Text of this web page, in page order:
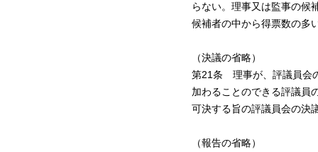
らない。理事又は監事の候
候補者の中から得票数の多
（決議の省略）
第21条 理事が、評議員会
加わることのできる評議員
可決する旨の評議員会の決
（報告の省略）